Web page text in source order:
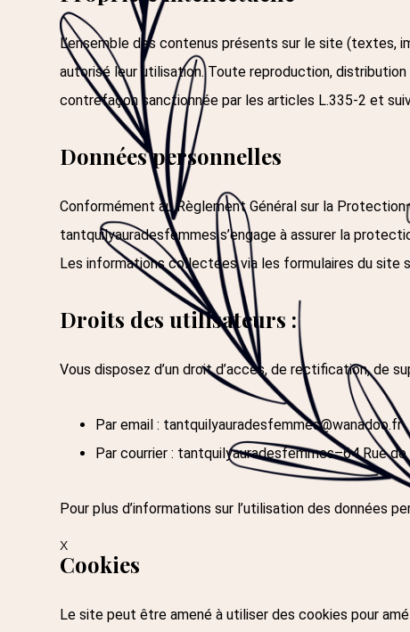
X
L’ensemble des contenus présents sur le site (textes,
autorisé leur utilisation. Toute reproduction,
contrefaçon sanctionnée par les articles L.335-2 et
Données personnelles
Conformément au Règlement Général sur la
tantquilyauradesfemmess’engage à assurer la
Les informations collectées via les formulaires du site
Droits des utilisateurs :
Vous disposez d’un droit d’accès, de rectification, de
Par email : tantquilyauradesfemmes@wanadoo.fr
Par courrier : tantquilyauradesfemmes–64 Rue
Pour plus d’informations sur l’utilisation des données
Cookies
Le site peut être amené à utiliser des cookies pour